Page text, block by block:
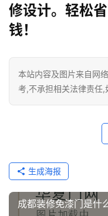
门
业
资
讯
联
修设计。轻松
钱！
本站内容及图片来自网
考,不承担相关法律责
生成海报
成都装修免漆门是什